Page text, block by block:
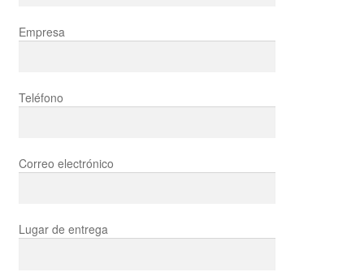
Empresa
Teléfono
Correo electrónico
Lugar de entrega